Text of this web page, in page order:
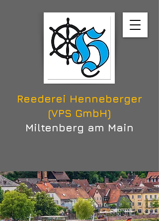
Reederei Henneberger
(VPS GmbH)
Miltenberg am Main